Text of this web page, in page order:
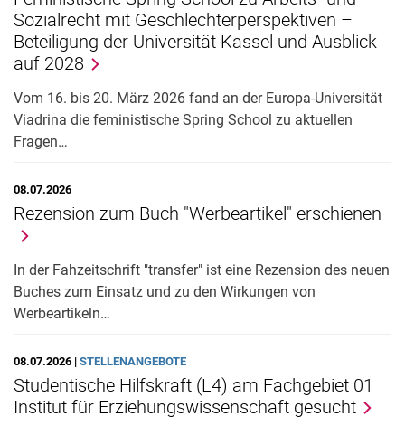
Stellenangebote
Sozialrecht mit Geschlechterperspektiven –
Beteiligung der Universität Kassel und Ausblick
auf 2028
Vom 16. bis 20. März 2026 fand an der Europa-Universität
Viadrina die feministische Spring School zu aktuellen
Fragen…
08.07.2026
Rezension zum Buch "Werbeartikel" erschienen
In der Fahzeitschrift "transfer" ist eine Rezension des neuen
Buches zum Einsatz und zu den Wirkungen von
Werbeartikeln…
08.07.2026 | STELLENANGEBOTE
Studentische Hilfskraft (L4) am Fachgebiet 01
Institut für Erziehungswissenschaft gesucht